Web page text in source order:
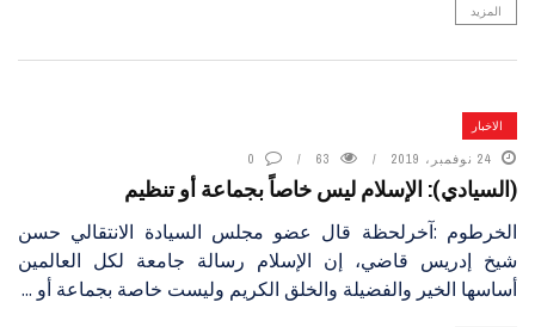
المزيد
الاخبار
24 نوفمبر، 2019 63
0
(السيادي): الإسلام ليس خاصاً بجماعة أو تنظيم
الخرطوم :آخرلحظة قال عضو مجلس السيادة الانتقالي حسن
شيخ إدريس قاضي، إن الإسلام رسالة جامعة لكل العالمين
أساسها الخير والفضيلة والخلق الكريم وليست خاصة بجماعة أو ...